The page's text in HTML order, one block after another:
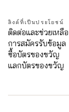
ลิงค์ที่เป็นประโยชน์
ติดต่อและช่วยเหลือ
การสมัครรับข้อมูล
ซื้อบัตรของขวัญ
แลกบัตรของขวัญ